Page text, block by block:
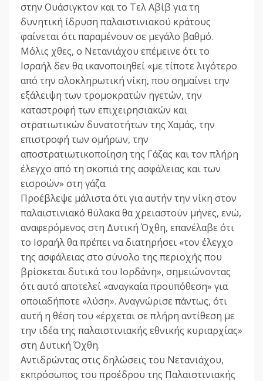
στην Ουάσιγκτον και το Τελ Αβίβ για τη
δυνητική ίδρυση παλαιστινιακού κράτους
φαίνεται ότι παραμένουν σε μεγάλο βαθμό.
Μόλις χθες, ο Νετανιάχου επέμεινε ότι το
Ισραήλ δεν θα ικανοποιηθεί «με τίποτε λιγότερο
από την ολοκληρωτική νίκη, που σημαίνει την
εξάλειψη των τρομοκρατών ηγετών, την
καταστροφή των επιχειρησιακών και
στρατιωτικών δυνατοτήτων της Χαμάς, την
επιστροφή των ομήρων, την
αποστρατιωτικοποίηση της Γάζας και τον πλήρη
έλεγχο από τη σκοπιά της ασφάλειας και των
εισροών» στη γάζα.
Προέβλεψε μάλιστα ότι για αυτήν την νίκη στον
παλαιστινιακό θύλακα θα χρειαστούν μήνες, ενώ,
αναφερόμενος στη Δυτική Όχθη, επανέλαβε ότι
το Ισραήλ θα πρέπει να διατηρήσει «τον έλεγχο
της ασφάλειας στο σύνολο της περιοχής που
βρίσκεται δυτικά του Ιορδάνη», σημειώνοντας
ότι αυτό αποτελεί «αναγκαία προϋπόθεση» για
οποιαδήποτε «λύση». Αναγνώρισε πάντως, ότι
αυτή η θέση του «έρχεται σε πλήρη αντίθεση με
την ιδέα της παλαιστινιακής εθνικής κυριαρχίας»
στη Δυτική Όχθη.
Αντιδρώντας στις δηλώσεις του Νετανιάχου,
εκπρόσωπος του προέδρου της Παλαιστινιακής